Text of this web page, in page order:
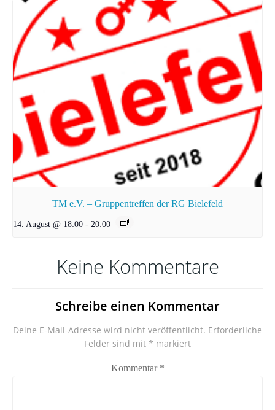
TM e.V. – Gruppentreffen der RG Bielefeld
14. August @ 18:00 - 20:00
Keine Kommentare
Schreibe einen Kommentar
Deine E-Mail-Adresse wird nicht veröffentlicht. Erforderliche
Felder sind mit * markiert
Kommentar *